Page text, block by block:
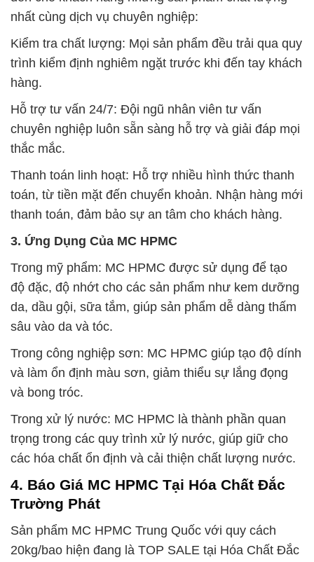
nhất cùng dịch vụ chuyên nghiệp:
Kiểm tra chất lượng: Mọi sản phẩm đều trải qua quy
trình kiểm định nghiêm ngặt trước khi đến tay khách
hàng.
Hỗ trợ tư vấn 24/7: Đội ngũ nhân viên tư vấn
chuyên nghiệp luôn sẵn sàng hỗ trợ và giải đáp mọi
thắc mắc.
Thanh toán linh hoạt: Hỗ trợ nhiều hình thức thanh
toán, từ tiền mặt đến chuyển khoản. Nhận hàng mới
thanh toán, đảm bảo sự an tâm cho khách hàng.
3. Ứng Dụng Của MC HPMC
Trong mỹ phẩm: MC HPMC được sử dụng để tạo
độ đặc, độ nhớt cho các sản phẩm như kem dưỡng
da, dầu gội, sữa tắm, giúp sản phẩm dễ dàng thấm
sâu vào da và tóc.
Trong công nghiệp sơn: MC HPMC giúp tạo độ dính
và làm ổn định màu sơn, giảm thiểu sự lắng đọng
và bong tróc.
Trong xử lý nước: MC HPMC là thành phần quan
trọng trong các quy trình xử lý nước, giúp giữ cho
các hóa chất ổn định và cải thiện chất lượng nước.
4. Báo Giá MC HPMC Tại Hóa Chất Đắc
Trường Phát
Sản phẩm MC HPMC Trung Quốc với quy cách
20kg/bao hiện đang là TOP SALE tại Hóa Chất Đắc